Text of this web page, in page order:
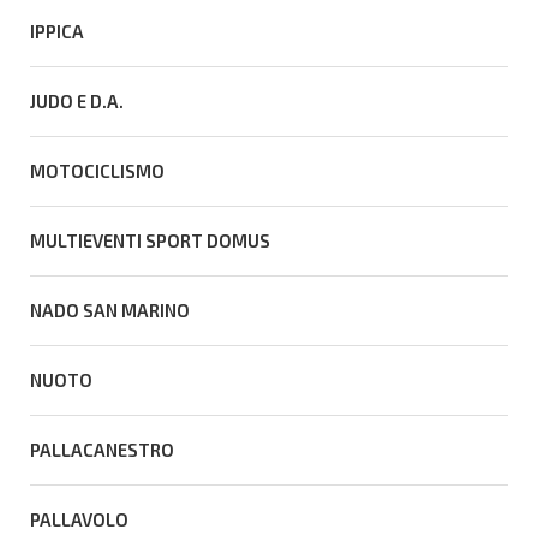
IPPICA
JUDO E D.A.
MOTOCICLISMO
MULTIEVENTI SPORT DOMUS
NADO SAN MARINO
NUOTO
PALLACANESTRO
PALLAVOLO